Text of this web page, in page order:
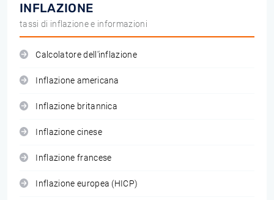
INFLAZIONE
tassi di inflazione e informazioni
Calcolatore dell'inflazione
Inflazione americana
Inflazione britannica
Inflazione cinese
Inflazione francese
Inflazione europea (HICP)